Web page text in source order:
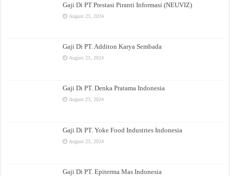
Gaji Di PT Prestasi Piranti Informasi (NEUVIZ)
August 23, 2024
Gaji Di PT. Additon Karya Sembada
August 23, 2024
Gaji Di PT. Denka Pratama Indonesia
August 23, 2024
Gaji Di PT. Yoke Food Industries Indonesia
August 23, 2024
Gaji Di PT. Epiterma Mas Indonesia